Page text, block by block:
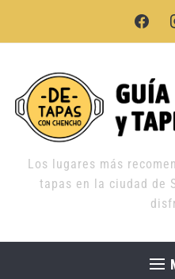
facebook
Los lugares más
tapas en la ciudad de